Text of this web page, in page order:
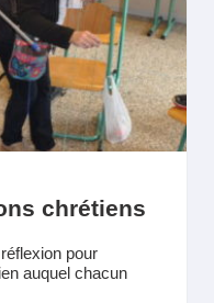
chrétiens
pour
auquel chacun